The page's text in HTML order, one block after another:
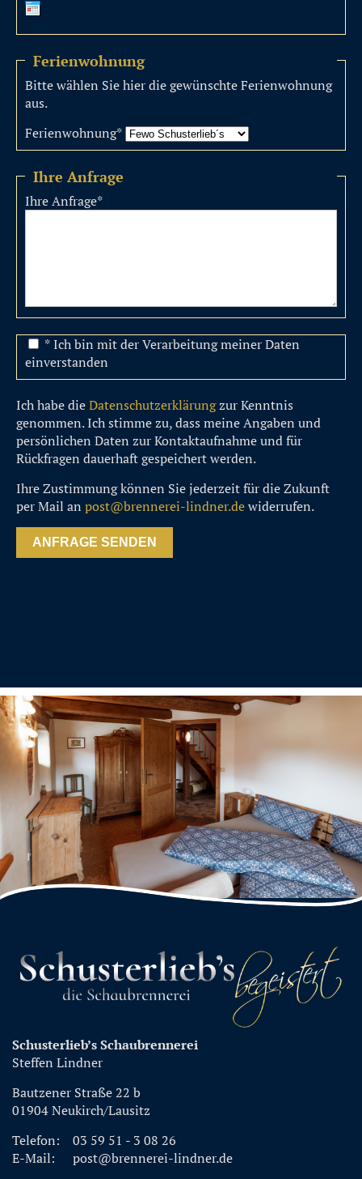
Ferienwohnung
Bitte wählen Sie hier die gewünschte Ferienwohnung
aus.
Ferienwohnung*
Ihre Anfrage
Ihre Anfrage*
* Ich bin mit der Verarbeitung meiner Daten
einverstanden
Ich habe dieDatenschutzerklärungzur Kenntnis
genommen. Ich stimme zu, dass meine Angaben und
persönlichen Daten zur Kontaktaufnahme und für
Rückfragen dauerhaft gespeichert werden.
Ihre Zustimmung können Sie jederzeit für die Zukunft
per Mail an post@brennerei-lindner.dewiderrufen.
ANFRAGE SENDEN
Schusterlieb’s Schaubrennerei
Steffen Lindner
Bautzener Straße 22 b
01904 Neukirch/Lausitz
Telefon:
03 59 51 - 3 08 26
E-Mail:
post@brennerei-lindner.de